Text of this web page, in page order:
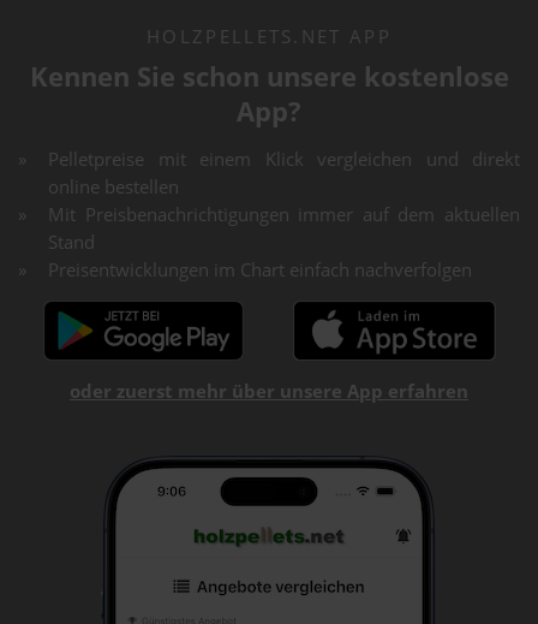
HOLZPELLETS.NET APP
Kennen Sie schon unsere kostenlose
App?
Pelletpreise mit einem Klick vergleichen und direkt
online bestellen
Mit Preisbenachrichtigungen immer auf dem aktuellen
Stand
Preisentwicklungen im Chart einfach nachverfolgen
oder zuerst mehr über unsere App erfahren